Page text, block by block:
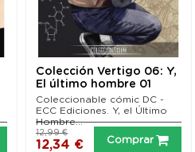
Colección Vertigo 06: Y,
El último hombre 01
Coleccionable cómic DC -
ECC Ediciones. Y, el Último
Hombre...
12,34 €
12,99 €
Comprar